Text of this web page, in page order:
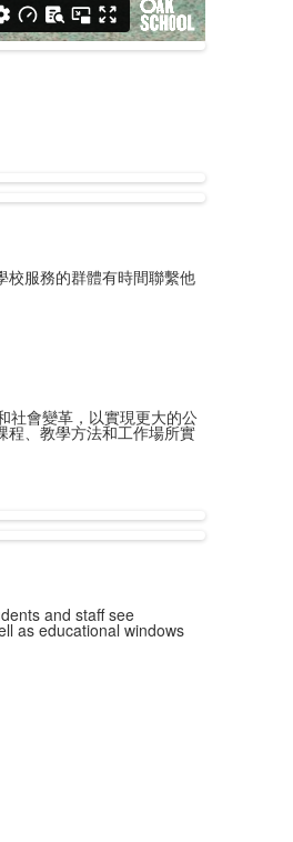
校服務的群體有時間聯繫他
社會變革，以實現更大的公
程、教學方法和工作場所實
and staff see
as educational windows